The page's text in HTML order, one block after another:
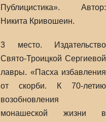
Публицистика». Автор:
Никита Кривошеин.
3 место. Издательство
Свято-Троицкой Сергиевой
лавры. «Пасха избавления
от скорби. К 70-летию
возобновления
монашеской жизни в